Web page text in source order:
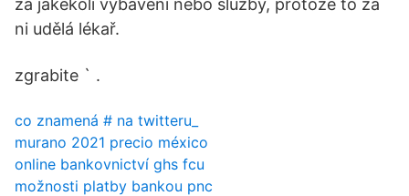
za jakékoli vybavení nebo služby, protože to za
ni udělá lékař.
zgrabite ` .
co znamená # na twitteru_
murano 2021 precio méxico
online bankovnictví ghs fcu
možnosti platby bankou pnc